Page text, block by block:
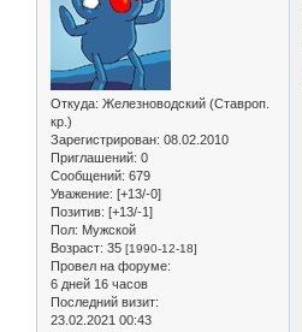
Откуда: Железноводский (Ставроп.
кр.)
Зарегистрирован: 08.02.2010
Приглашений: 0
Сообщений: 679
Уважение: [+13/-0]
Позитив: [+13/-1]
Пол: Мужской
Возраст: 35 [1990-12-18]
Провел на форуме:
6 дней 16 часов
Последний визит:
23.02.2021 00:43